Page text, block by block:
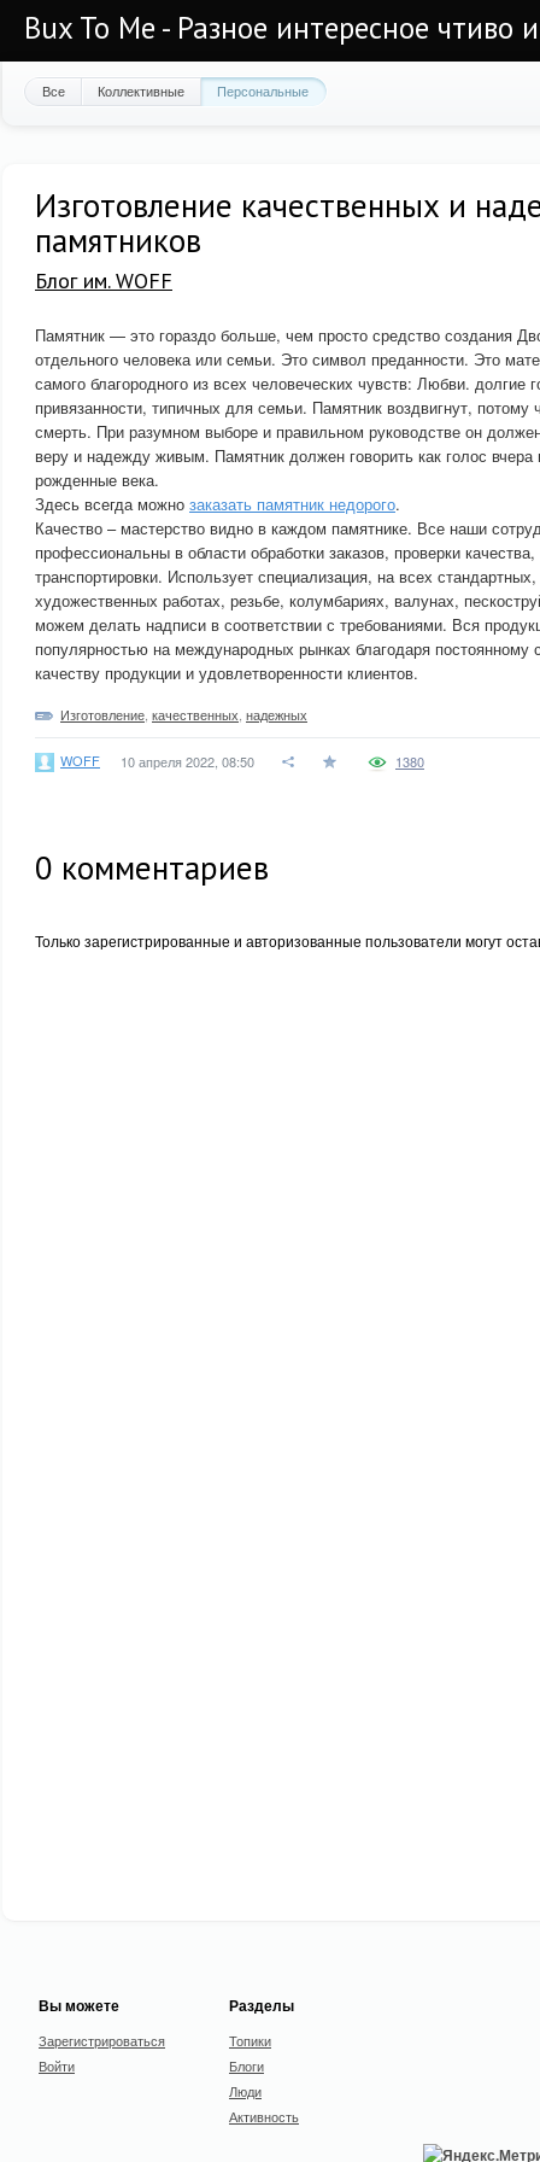
Bux To Me - Разное интересное чтиво
Все Коллективные Персональные
Изготовление качественных и
памятников
Блог им. WOFF
Памятник — это гораздо больше, чем просто средство создания
отдельного человека или семьи. Это символ преданности. Это
самого благородного из всех человеческих чувств: Любви. долгие
привязанности, типичных для семьи. Памятник воздвигнут,
смерть. При разумном выборе и правильном руководстве он
веру и надежду живым. Памятник должен говорить как голос
рожденные века.
Здесь всегда можно заказать памятник недорого.
Качество – мастерство видно в каждом памятнике. Все наши
профессиональны в области обработки заказов, проверки качества,
транспортировки. Использует специализация, на всех
художественных работах, резьбе, колумбариях, валунах,
можем делать надписи в соответствии с требованиями. Вся
популярностью на международных рынках благодаря
качеству продукции и удовлетворенности клиентов.
Изготовление качественных надежных
WOFF 10 апреля 2022, 08:50 1380
0 комментариев
Только зарегистрированные и авторизованные пользователи могут
Вы можете
Зарегистрироваться
Войти
Разделы
Топики
Блоги
Люди
Активность